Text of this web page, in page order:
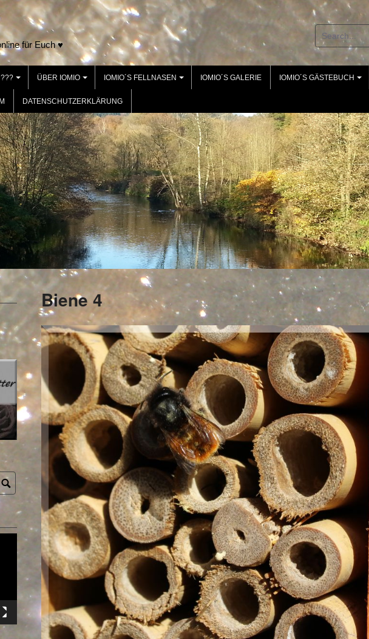
für Euch ♥
ÜBER IOMIO IOMIO´S FELLNASEN IOMIO´S GALERIE IOMIO´S GÄSTEBUCH
DATENSCHUTZERKLÄRUNG
Biene 4